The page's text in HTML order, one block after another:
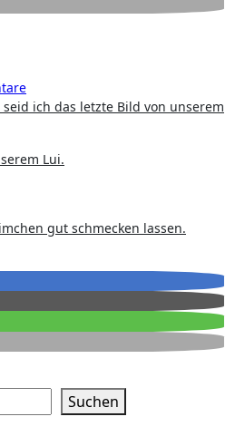
Lui.
gut schmecken lassen.
Suchen